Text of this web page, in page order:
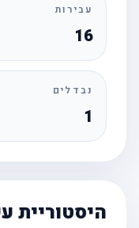
עבירות
16
נבדלים
היסטוריית